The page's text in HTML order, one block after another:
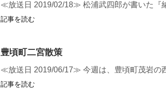
≪放送日 2019/02/18≫ 松浦武四郎が書いた『
記事を読む
豊頃町二宮散策
≪放送日 2019/06/17≫ 今週は、豊頃町茂岩の
記事を読む